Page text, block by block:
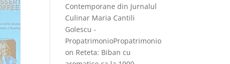
Contemporane din Jurnalul
Culinar Maria Cantili
Golescu -
PropatrimonioPropatrimonio
on Reteta: Biban cu